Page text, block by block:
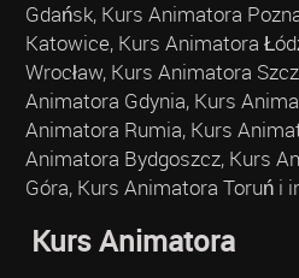
Gdańsk, Kurs Animatora
Katowice, Kurs Animatora
Wrocław, Kurs Animatora
Animatora Gdynia, Kurs
Animatora Rumia, Kurs
Animatora Bydgoszcz, Kurs
Góra, Kurs Animatora Toruń i
Kurs Animatora